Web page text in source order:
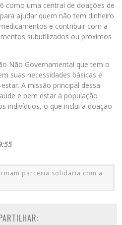
como uma central de doações de
ajudar quem não tem dinheiro
e contribuir com a
subutilizados ou próximos
Não Governamental que tem o
suas necessidades básicas e
A missão principal dessa
e bem estar à população
indivíduos, o que inclui a doação
parceria solidária com a